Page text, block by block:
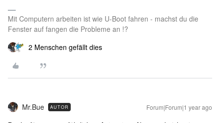
Mit Computern arbeiten ist wie U-Boot fahren - machst du die
Fenster auf fangen die Probleme an !?
2 Menschen gefällt dies
Mr.Bue AUTOR Forum|Forum|1 year ago